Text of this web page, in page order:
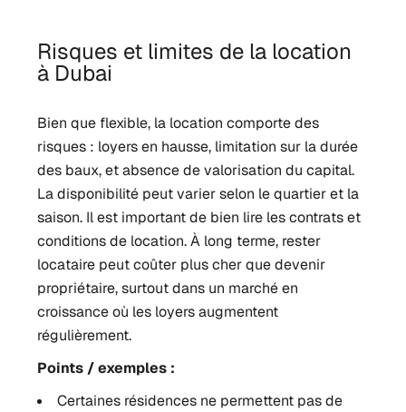
Risques et limites de la location
à Dubai
Bien que flexible, la location comporte des
risques : loyers en hausse, limitation sur la durée
des baux, et absence de valorisation du capital.
La disponibilité peut varier selon le quartier et la
saison. Il est important de bien lire les contrats et
conditions de location.À long terme, rester
locataire peut coûter plus cher que devenir
propriétaire, surtout dans un marché en
croissance où les loyers augmentent
régulièrement.
Points / exemples :
Certaines résidences ne permettent pas de